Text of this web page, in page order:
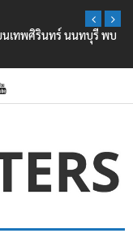
ยนเทพศิรินทร์ นนทบุรี พบ